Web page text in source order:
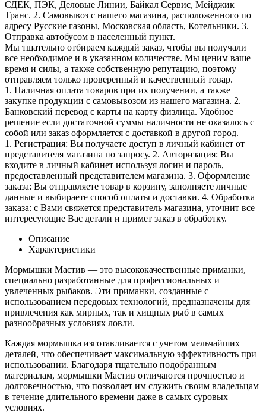
СДЕК, ПЭК, Деловые Линии, Байкал Сервис, Мейджик
Транс. 2. Самовывоз с нашего магазина, расположенного по
адресу Русские газоны, Московская область, Котельники. 3.
Отправка автобусом в населенный пункт.
Мы тщательно отбираем каждый заказ, чтобы вы получали
все необходимое и в указанном количестве. Мы ценим ваше
время и силы, а также собственную репутацию, поэтому
отправляем только проверенный и качественный товар.
1. Наличная оплата товаров при их получении, а также
закупке продукции с самовывозом из нашего магазина. 2.
Банковский перевод с карты на карту физлица. Удобное
решение если достаточной суммы наличности не оказалось с
собой или заказ оформляется с доставкой в другой город.
1. Регистрация: Вы получаете доступ в личный кабинет от
представителя магазина по запросу. 2. Авторизация: Вы
входите в личный кабинет используя логин и пароль,
предоставленный представителем магазина. 3. Оформление
заказа: Вы отправляете товар в корзину, заполняете личные
данные и выбираете способ оплаты и доставки. 4. Обработка
заказа: с Вами свяжется представитель магазина, уточнит все
интересующие Вас детали и примет заказ в обработку.
Описание
Характеристики
Мормышки Мастив — это высококачественные приманки,
специально разработанные для профессиональных и
увлеченных рыбаков. Эти приманки, созданные с
использованием передовых технологий, предназначены для
привлечения как мирных, так и хищных рыб в самых
разнообразных условиях ловли.
Каждая мормышка изготавливается с учетом мельчайших
деталей, что обеспечивает максимальную эффективность при
использовании. Благодаря тщательно подобранным
материалам, мормышки Мастив отличаются прочностью и
долговечностью, что позволяет им служить своим владельцам
в течение длительного времени даже в самых суровых
условиях.